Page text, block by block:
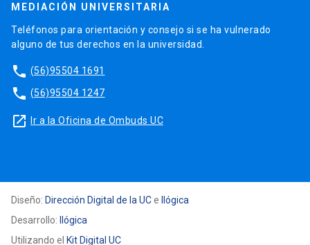
MEDIACIÓN UNIVERSITARIA
Teléfonos para orientación y consejo si se ha vulnerado
alguno de tus derechos en la universidad.
phone (56)95504 1691
phone (56)95504 1247
launch Ir a la Oficina de Ombuds UC
Diseño: Dirección Digital de la UCe
Ilógica
Desarrollo:
Ilógica
Utilizando el Kit Digital UC